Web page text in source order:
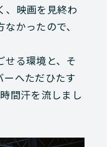
、映画を見終わ
かったので、
せる環境と、そ
ーへただひたす
間汗を流しまし